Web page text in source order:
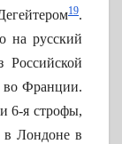
19.
на русский
Российской
во Франции.
6-я строфы,
в Лондоне в